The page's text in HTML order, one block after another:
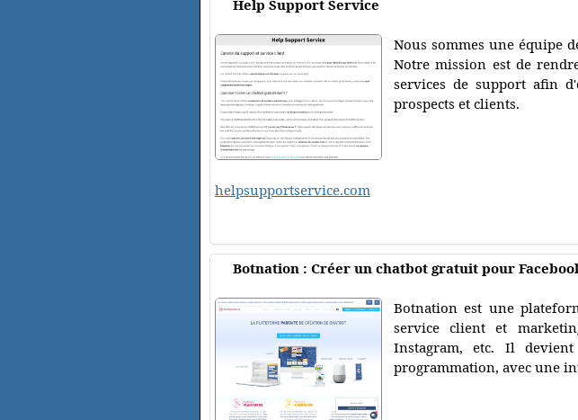
Help Support Service
Nous sommes une équipe
Notre mission est de
services de support afin
prospects et clients.
helpsupportservice.com
Botnation : Créer un chatbot gratuit pour
Botnation est une
service client et
Instagram, etc. Il
programmation, avec une